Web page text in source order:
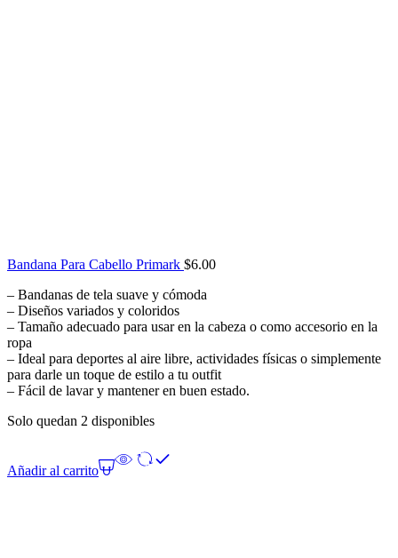
Bandana Para Cabello Primark $6.00
– Bandanas de tela suave y cómoda
– Diseños variados y coloridos
– Tamaño adecuado para usar en la cabeza o como accesorio en la
ropa
– Ideal para deportes al aire libre, actividades físicas o simplemente
para darle un toque de estilo a tu outfit
– Fácil de lavar y mantener en buen estado.
Solo quedan 2 disponibles
Añadir al carrito